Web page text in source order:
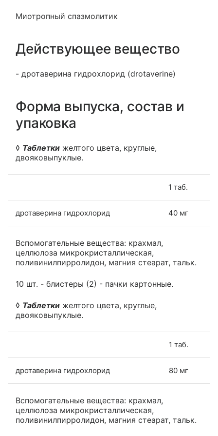
Миотропный спазмолитик
Действующее вещество
- дротаверина гидрохлорид (drotaverine)
Форма выпуска, состав и
упаковка
◊ Таблетки желтого цвета, круглые,
двояковыпуклые.
1 таб.
дротаверина гидрохлорид 40 мг
Вспомогательные вещества: крахмал,
целлюлоза микрокристаллическая,
поливинилпирролидон, магния стеарат, тальк.
10 шт. - блистеры (2) - пачки картонные.
◊ Таблетки желтого цвета, круглые,
двояковыпуклые.
1 таб.
дротаверина гидрохлорид 80 мг
Вспомогательные вещества: крахмал,
целлюлоза микрокристаллическая,
поливинилпирролидон, магния стеарат, тальк.